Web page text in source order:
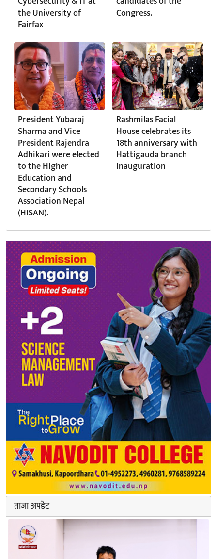
the University of
Fairfax
Congress.
President Yubaraj
Sharma and Vice
President Rajendra
Adhikari were elected
to the Higher
Education and
Secondary Schools
Association Nepal
(HISAN).
Rashmilas Facial
House celebrates its
18th anniversary with
Hattigauda branch
inauguration
ताजा अपडेट